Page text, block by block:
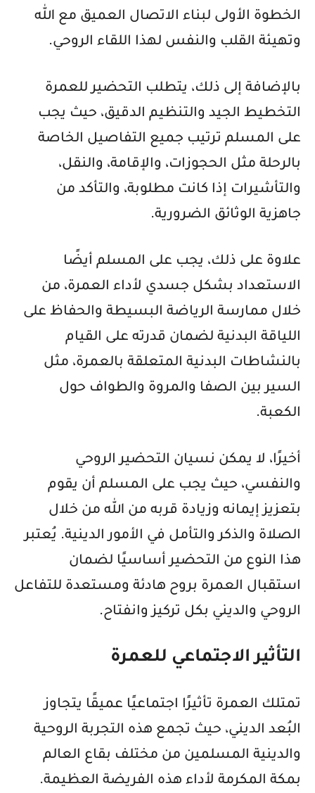
الخطوة الأولى لبناء الاتصال العميق مع الله
وتهيئة القلب والنفس لهذا اللقاء الروحي.
بالإضافة إلى ذلك، يتطلب التحضير للعمرة
التخطيط الجيد والتنظيم الدقيق، حيث يجب
على المسلم ترتيب جميع التفاصيل الخاصة
بالرحلة مثل الحجوزات، والإقامة، والنقل،
والتأشيرات إذا كانت مطلوبة، والتأكد من
جاهزية الوثائق الضرورية.
علاوة على ذلك، يجب على المسلم أيضًا
الاستعداد بشكل جسدي لأداء العمرة، من
خلال ممارسة الرياضة البسيطة والحفاظ على
اللياقة البدنية لضمان قدرته على القيام
بالنشاطات البدنية المتعلقة بالعمرة، مثل
السير بين الصفا والمروة والطواف حول
الكعبة.
أخيرًا، لا يمكن نسيان التحضير الروحي
والنفسي، حيث يجب على المسلم أن يقوم
بتعزيز إيمانه وزيادة قربه من الله من خلال
الصلاة والذكر والتأمل في الأمور الدينية. يُعتبر
هذا النوع من التحضير أساسيًا لضمان
استقبال العمرة بروح هادئة ومستعدة للتفاعل
الروحي والديني بكل تركيز وانفتاح.
التأثير الاجتماعي للعمرة
تمتلك العمرة تأثيرًا اجتماعيًا عميقًا يتجاوز
البُعد الديني، حيث تجمع هذه التجربة الروحية
والدينية المسلمين من مختلف بقاع العالم
بمكة المكرمة لأداء هذه الفريضة العظيمة.